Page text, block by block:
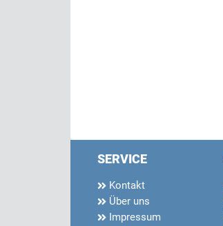
SERVICE
Kontakt
Über uns
Impressum